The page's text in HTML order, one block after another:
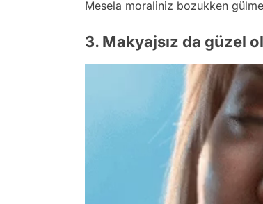
Mesela moraliniz bozukken
3. Makyajsız da güzel